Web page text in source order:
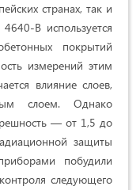
странах, так и
В используется
покрытий
измерений этим
влияние слоев,
слоем. Однако
— от 1,5 до
защиты
побудили
следующего